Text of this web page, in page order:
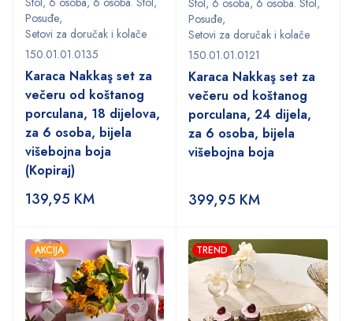
Posuđe,
Setovi za doručak i kolače
150.01.01.0135
Karaca Nakkaş set za
večeru od koštanog
porculana, 18 dijelova,
za 6 osoba, bijela
višebojna boja
(Kopiraj)
139,95 KM
Stol, 6 osoba, 6 osoba. Stol,
Posuđe,
Setovi za doručak i kolače
150.01.01.0121
Karaca Nakkaş set za
večeru od koštanog
porculana, 24 dijela,
za 6 osoba, bijela
višebojna boja
399,95 KM
AKCIJA TREND